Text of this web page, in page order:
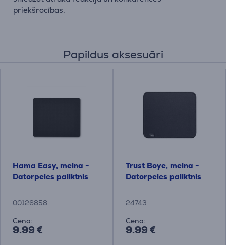
priekšrocības.
Papildus aksesuāri
Hama Easy, melna -
Datorpeles paliktnis
00126858
Cena:
9.99 €
Trust Boye, melna -
Datorpeles paliktnis
24743
Cena:
9.99 €